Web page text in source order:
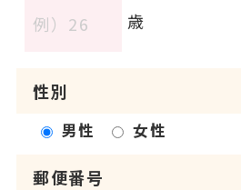
歳
性別
男性 女性
郵便番号